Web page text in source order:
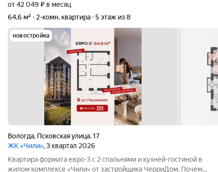
от 42 049 ₽ в месяц
64,6 м²
2-комн. квартира 5 этаж из 8
новостройка
Вологда, Псковская улица,17
ЖК «Чили», 3 квартал 2026
Квартира формата евро-3 с 2 спальнями и кухней-гостиной в
жилом комплексе «Чили» от застройщика ЧерриДом. Почему